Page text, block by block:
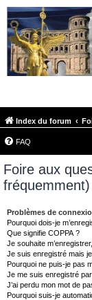
Index du forum
FAQ
Foire aux
fréquemment)
Problèmes de
Pourquoi dois-je
Que signifie COPPA ?
Je souhaite
Je suis enregistré mais
Pourquoi ne puis-je pas
Je me suis enregistré
J’ai perdu mon mot de
Pourquoi suis-je